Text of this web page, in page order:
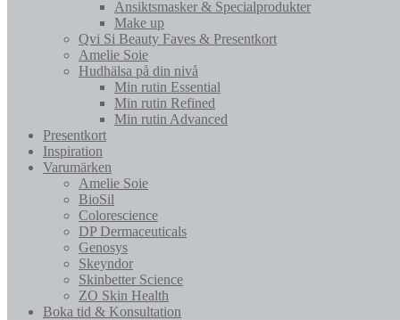
Ansiktsmasker & Specialprodukter
Make up
Qvi Si Beauty Faves & Presentkort
Amelie Soie
Hudhälsa på din nivå
Min rutin Essential
Min rutin Refined
Min rutin Advanced
Presentkort
Inspiration
Varumärken
Amelie Soie
BioSil
Colorescience
DP Dermaceuticals
Genosys
Skeyndor
Skinbetter Science
ZO Skin Health
Boka tid & Konsultation